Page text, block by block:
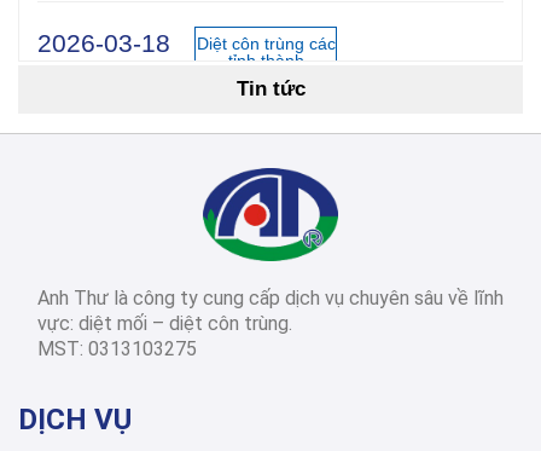
2026-03-18
Diệt côn trùng các
tỉnh thành
Diệt côn trùng các
tỉnh thành
2026-03-03
Diệt côn trùng các
tỉnh thành
Tin tức
Anh Thư là công ty cung cấp dịch vụ chuyên sâu về lĩnh
vực: diệt mối – diệt côn trùng.
MST: 0313103275
DỊCH VỤ